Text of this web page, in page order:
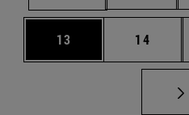
Página
13 Página
14